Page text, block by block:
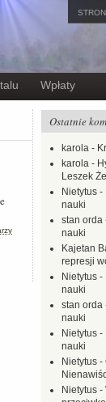
Wpłaty
Ostatnie
karola -
karola -
Leszek
Nietytus -
nauki
stan orda
nauki
Kajetan
represji
Nietytus -
nauki
stan orda
nauki
Nietytus -
nauki
Nietytus -
Nietytus -